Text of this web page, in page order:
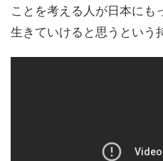
ことを考える人が日本にも
生きていけると思うという